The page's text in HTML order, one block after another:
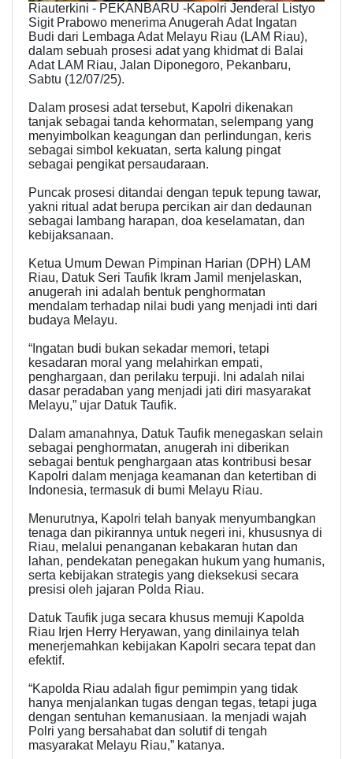
Riauterkini - PEKANBARU -Kapolri Jenderal Listyo
Sigit Prabowo menerima Anugerah Adat Ingatan
Budi dari Lembaga Adat Melayu Riau (LAM Riau),
dalam sebuah prosesi adat yang khidmat di Balai
Adat LAM Riau, Jalan Diponegoro, Pekanbaru,
Sabtu (12/07/25).
Dalam prosesi adat tersebut, Kapolri dikenakan
tanjak sebagai tanda kehormatan, selempang yang
menyimbolkan keagungan dan perlindungan, keris
sebagai simbol kekuatan, serta kalung pingat
sebagai pengikat persaudaraan.
Puncak prosesi ditandai dengan tepuk tepung tawar,
yakni ritual adat berupa percikan air dan dedaunan
sebagai lambang harapan, doa keselamatan, dan
kebijaksanaan.
Ketua Umum Dewan Pimpinan Harian (DPH) LAM
Riau, Datuk Seri Taufik Ikram Jamil menjelaskan,
anugerah ini adalah bentuk penghormatan
mendalam terhadap nilai budi yang menjadi inti dari
budaya Melayu.
“Ingatan budi bukan sekadar memori, tetapi
kesadaran moral yang melahirkan empati,
penghargaan, dan perilaku terpuji. Ini adalah nilai
dasar peradaban yang menjadi jati diri masyarakat
Melayu,” ujar Datuk Taufik.
Dalam amanahnya, Datuk Taufik menegaskan selain
sebagai penghormatan, anugerah ini diberikan
sebagai bentuk penghargaan atas kontribusi besar
Kapolri dalam menjaga keamanan dan ketertiban di
Indonesia, termasuk di bumi Melayu Riau.
Menurutnya, Kapolri telah banyak menyumbangkan
tenaga dan pikirannya untuk negeri ini, khususnya di
Riau, melalui penanganan kebakaran hutan dan
lahan, pendekatan penegakan hukum yang humanis,
serta kebijakan strategis yang dieksekusi secara
presisi oleh jajaran Polda Riau.
Datuk Taufik juga secara khusus memuji Kapolda
Riau Irjen Herry Heryawan, yang dinilainya telah
menerjemahkan kebijakan Kapolri secara tepat dan
efektif.
“Kapolda Riau adalah figur pemimpin yang tidak
hanya menjalankan tugas dengan tegas, tetapi juga
dengan sentuhan kemanusiaan. Ia menjadi wajah
Polri yang bersahabat dan solutif di tengah
masyarakat Melayu Riau,” katanya.